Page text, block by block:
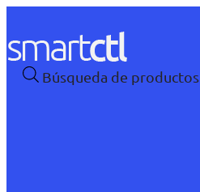
Búsqueda de productos